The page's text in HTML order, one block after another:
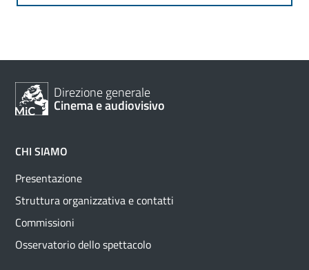
Direzione generale
Cinema e audiovisivo
CHI SIAMO
Presentazione
Struttura organizzativa e contatti
Commissioni
Osservatorio dello spettacolo